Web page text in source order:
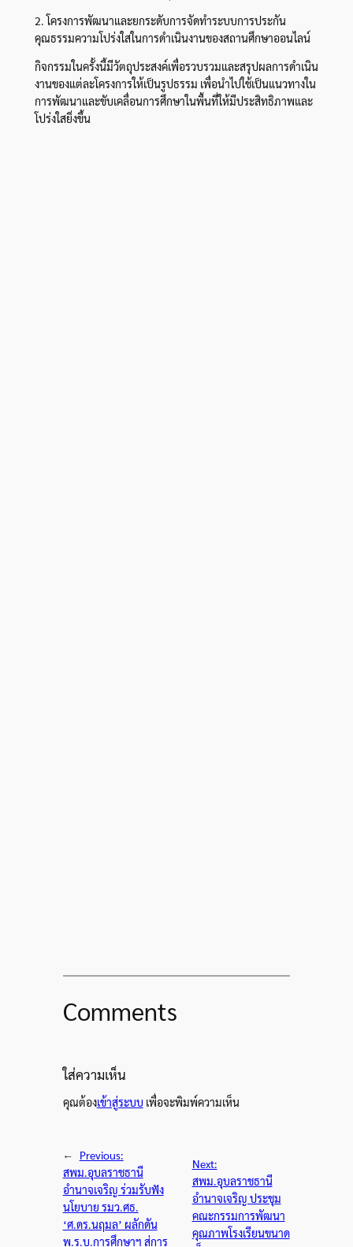
2. โครงการพัฒนาและยกระดับการจัดทำระบบการประกัน
คุณธรรมความโปร่งใสในการดำเนินงานของสถานศึกษาออนไลน์
กิจกรรมในครั้งนี้มีวัตถุประสงค์เพื่อรวบรวมและสรุปผลการดำเนิน
งานของแต่ละโครงการให้เป็นรูปธรรม เพื่อนำไปใช้เป็นแนวทางใน
การพัฒนาและขับเคลื่อนการศึกษาในพื้นที่ให้มีประสิทธิภาพและ
โปร่งใสยิ่งขึ้น
Comments
ใส่ความเห็น
คุณต้องเข้าสู่ระบบ เพื่อจะพิมพ์ความเห็น
←
Previous:
สพม.อุบลราชธานี
อำนาจเจริญ ร่วมรับฟัง
นโยบาย รมว.ศธ.
‘ศ.ดร.นฤมล’ ผลักดัน
พ.ร.บ.การศึกษาฯ สู่การ
Next:
สพม.อุบลราชธานี
อำนาจเจริญ ประชุม
คณะกรรมการพัฒนา
คุณภาพโรงเรียนขนาด